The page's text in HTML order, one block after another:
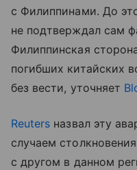
с Филиппинами. До
не подтверждал сам
Филиппинская
погибших китайских
без вести, уточняет
Reuters назвал эту
случаем
с другом в данном